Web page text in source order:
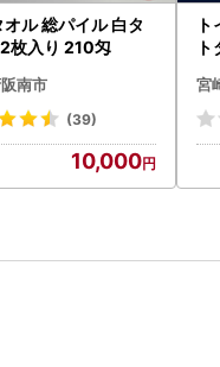
オル 総パイル 白タ
枚入り 210匁
南市
(39)
10,000
宮